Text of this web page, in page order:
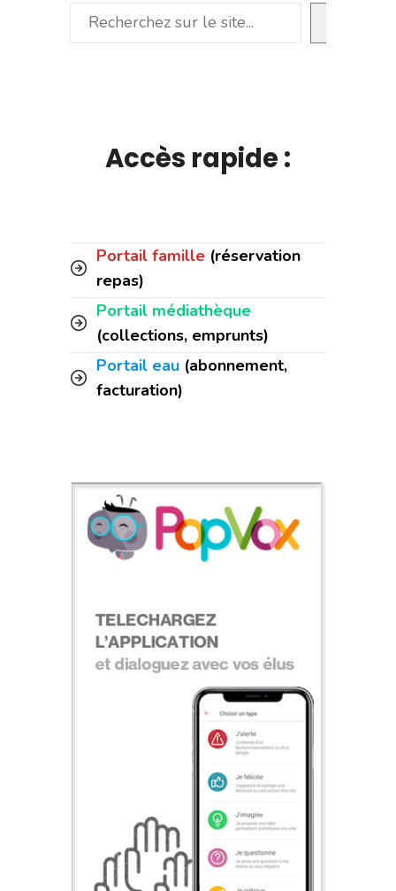
Rechercher
Accès rapide :
Portail famille (réservation
repas)
Portail médiathèque
(collections, emprunts)
Portail eau (abonnement,
facturation)